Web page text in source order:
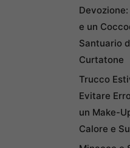
e un
Santuario
Curtatone
Trucco
Evitare
un Make-
Calore e